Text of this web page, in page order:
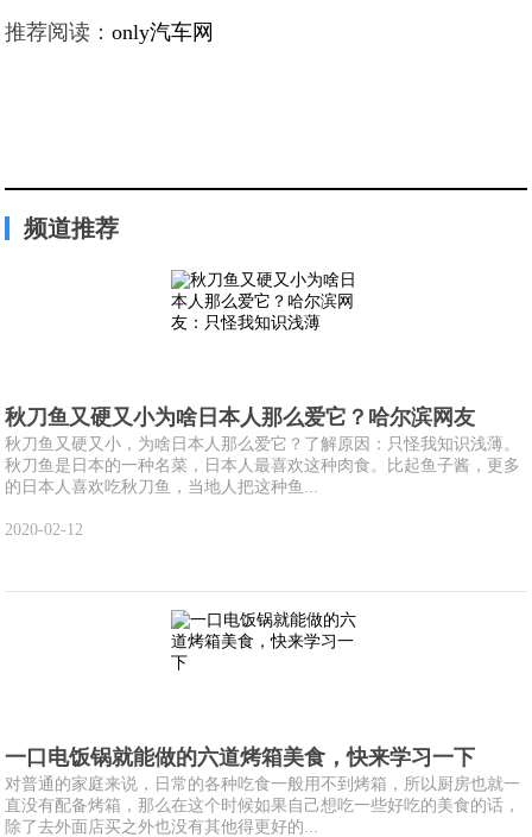
推荐阅读：only汽车网
频道推荐
秋刀鱼又硬又小为啥日本人那么爱它？哈尔滨网友
秋刀鱼又硬又小，为啥日本人那么爱它？了解原因：只怪我知识浅薄。
秋刀鱼是日本的一种名菜，日本人最喜欢这种肉食。比起鱼子酱，更多
的日本人喜欢吃秋刀鱼，当地人把这种鱼...
2020-02-12
一口电饭锅就能做的六道烤箱美食，快来学习一下
对普通的家庭来说，日常的各种吃食一般用不到烤箱，所以厨房也就一
直没有配备烤箱，那么在这个时候如果自己想吃一些好吃的美食的话，
除了去外面店买之外也没有其他得更好的...